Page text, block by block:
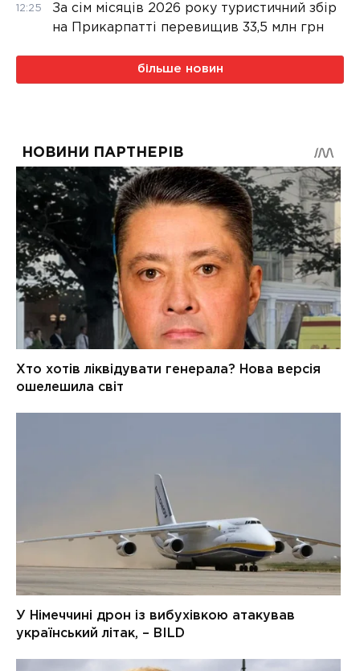
12:25
За сім місяців 2026 року туристичний збір
на Прикарпатті перевищив 33,5 млн грн
більше новин